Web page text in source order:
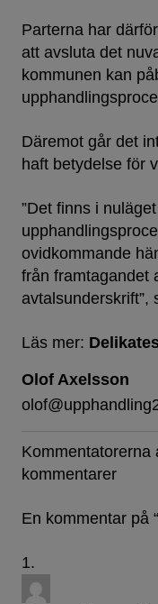
Parterna har
att avsluta det
kommunen kan
Däremot går det
haft betydelse för
”Det finns i
ovidkommande
från framtagandet
avtalsunderskrift”,
Läs mer:
Olof Axelsson
Kommentatorerna
kommentarer
En kommentar på “